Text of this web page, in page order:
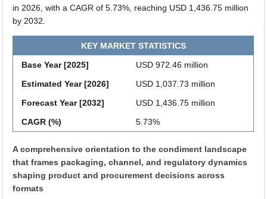
in 2026, with a CAGR of 5.73%, reaching USD 1,436.75 million
by 2032.
KEY MARKET STATISTICS
Base Year [2025]
USD 972.46 million
Estimated Year [2026]
USD 1,037.73 million
Forecast Year [2032]
USD 1,436.75 million
CAGR (%)
5.73%
A comprehensive orientation to the condiment landscape
that frames packaging, channel, and regulatory dynamics
shaping product and procurement decisions across
formats